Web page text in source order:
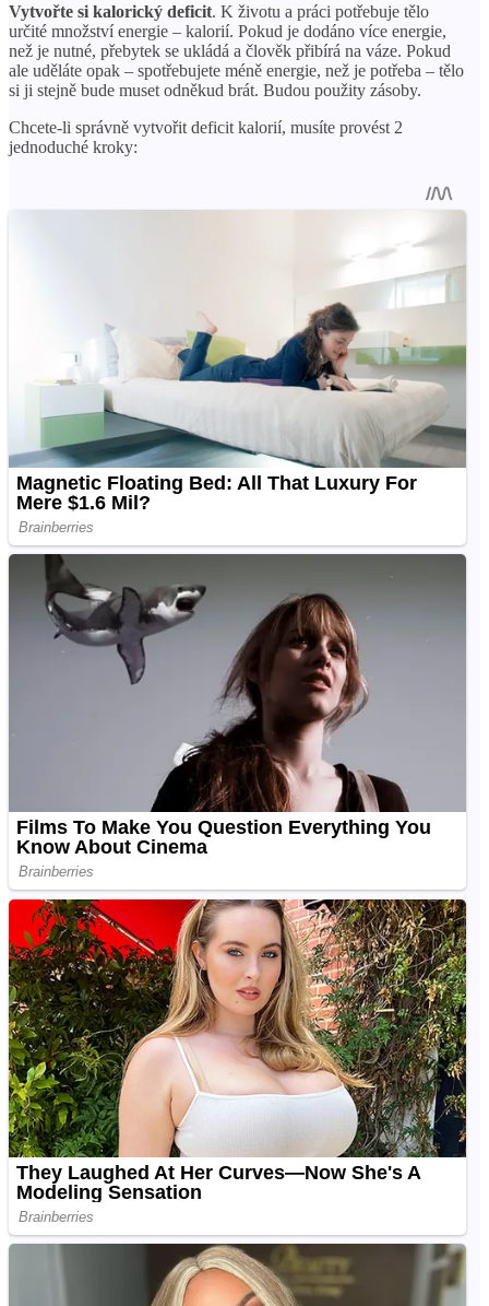
Vytvořte si kalorický deficit. K životu a práci potřebuje tělo
určité množství energie – kalorií. Pokud je dodáno více energie,
než je nutné, přebytek se ukládá a člověk přibírá na váze. Pokud
ale uděláte opak – spotřebujete méně energie, než je potřeba – tělo
si ji stejně bude muset odněkud brát. Budou použity zásoby.
Chcete-li správně vytvořit deficit kalorií, musíte provést 2
jednoduché kroky: